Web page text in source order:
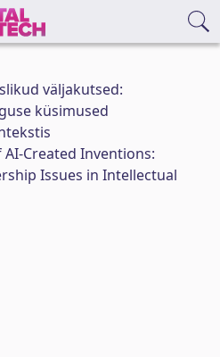
väljakutsed:
küsimused
AI-Created Inventions:
Issues in Intellectual